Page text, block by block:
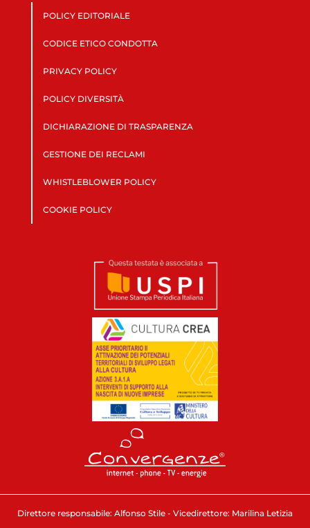
POLICY EDITORIALE
CODICE ETICO CONDOTTA
PRIVACY POLICY
POLICY DIVERSITÀ
DICHIARAZIONE DI TRASPARENZA
GESTIONE DEI RECLAMI
WHISTLEBLOWER POLICY
COOKIE POLICY
Direttore responsabile: Alfonso Stile - Vicedirettore: Marilina Letizia